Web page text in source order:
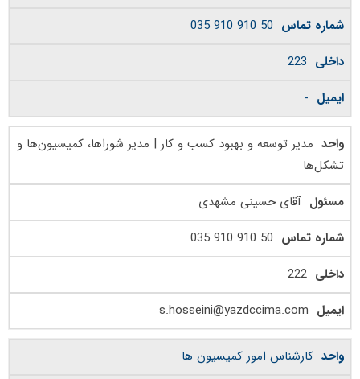
50 910 910 035
223
-
مدیر توسعه و بهبود کسب و کار | مدیر شوراها، کمیسیون‌ها و
تشکل‌ها
آقای حسینی مشهدی
50 910 910 035
222
s.hosseini@yazdccima.com
کارشناس امور کمیسیون ها